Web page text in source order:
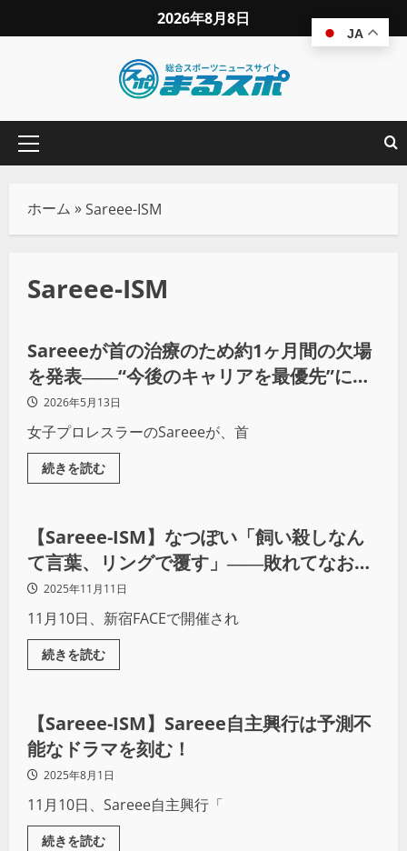
2026年8月8日
ホーム »Sareee-ISM
Sareee-ISM
プロレス
Sareeeが首の治療のため約1ヶ月間の欠場
を発表――“今後のキャリアを最優先”に治
療へ専念
2026年5月13日
女子プロレスラーのSareeeが、首
続きを読む
プロレス
【Sareee-ISM】なつぽい「飼い殺しなん
て言葉、リングで覆す」――敗れてなお輝
いた、反骨の炎
2025年11月11日
11月10日、新宿FACEで開催され
続きを読む
プロレス
【Sareee-ISM】Sareee自主興行は予測不
能なドラマを刻む！
2025年8月1日
11月10日、Sareee自主興行「
続きを読む
JA